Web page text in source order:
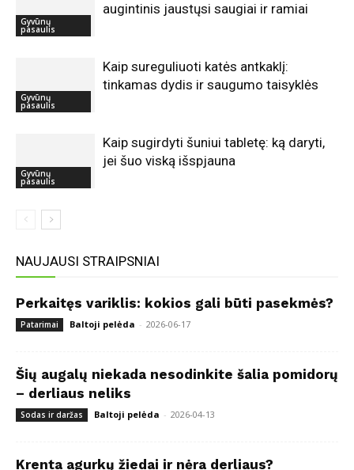
Gyvūnų
pasaulis
augintinis jaustųsi saugiai ir ramiai
Gyvūnų
pasaulis
Kaip sureguliuoti katės antkaklį:
tinkamas dydis ir saugumo taisyklės
Gyvūnų
pasaulis
Kaip sugirdyti šuniui tabletę: ką daryti,
jei šuo viską išspjauna
NAUJAUSI STRAIPSNIAI
Perkaitęs variklis: kokios gali būti pasekmės?
Patarimai Baltoji pelėda - 2026-06-17
Šių augalų niekada nesodinkite šalia pomidorų
– derliaus neliks
Sodas ir daržas Baltoji pelėda - 2026-04-13
Krenta agurkų žiedai ir nėra derliaus?